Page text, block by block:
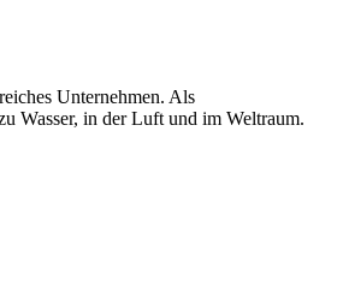
Unternehmen. Als
Wasser, in der Luft und im Weltraum.